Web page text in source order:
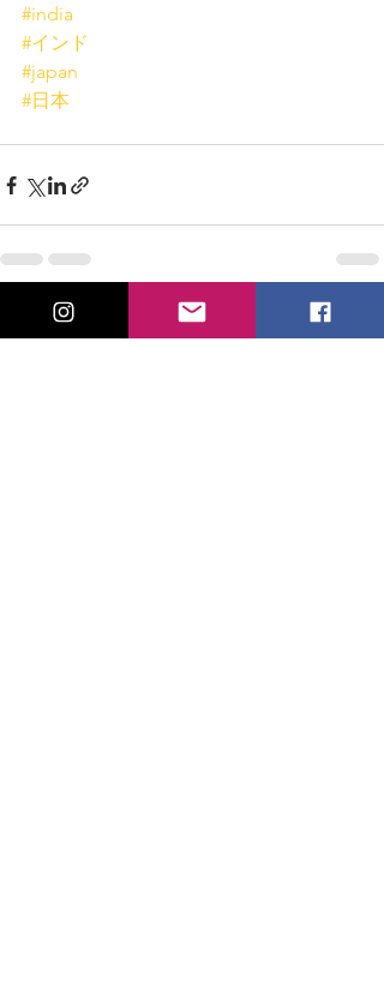
#india
#インド
#japan
#日本
最新記事 すべて表示